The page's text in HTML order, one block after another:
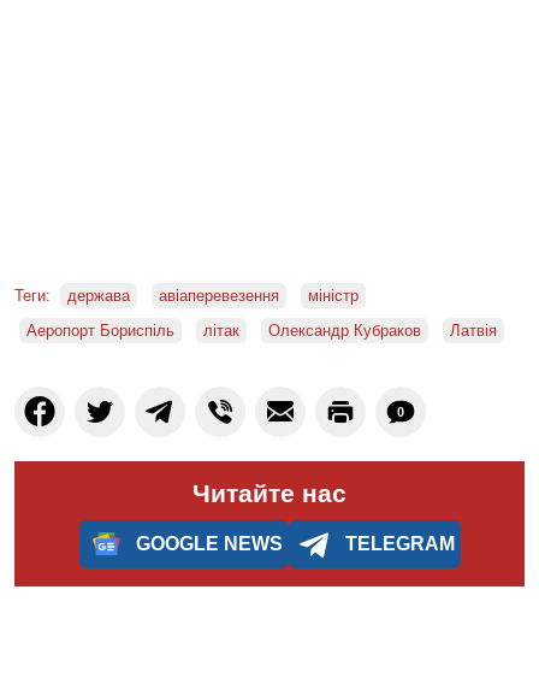
Теги: держава авіаперевезення
міністр
Аеропорт Бориспіль
літак Олександр Кубраков Латвія
0
Читайте нас
GOOGLE NEWS TELEGRAM